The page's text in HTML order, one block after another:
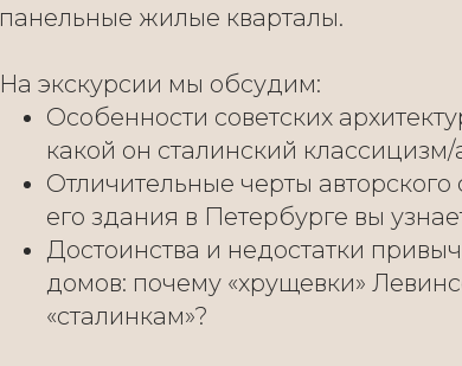
панельные жилые кварталы.
На экскурсии мы обсудим:
Особенности советских
какой он сталинский
Отличительные черты
его здания в Петербурге вы
Достоинства и недостатки
домов: почему «хрущевки»
«сталинкам»?